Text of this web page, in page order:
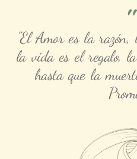
"El Amor es la
la vida es el regalo,
hasta que la